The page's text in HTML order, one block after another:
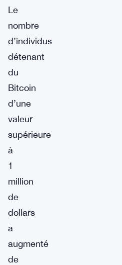
Le
nombre
d’individus
détenant
du
Bitcoin
d’une
valeur
supérieure
à
1
million
de
dollars
a
augmenté
de